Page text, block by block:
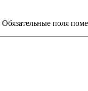
Обязательные поля